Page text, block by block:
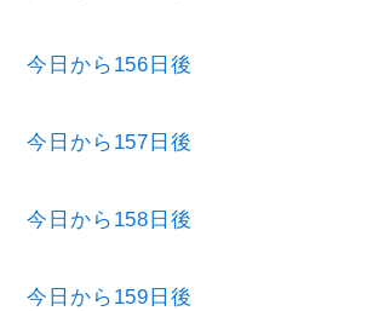
今日から156日後
今日から157日後
今日から158日後
今日から159日後